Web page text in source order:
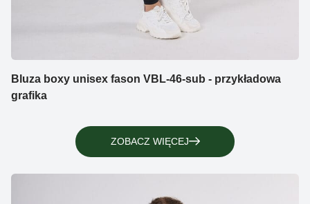
Bluza boxy unisex fason VBL-46-sub - przykładowa
grafika
ZOBACZ WIĘCEJ